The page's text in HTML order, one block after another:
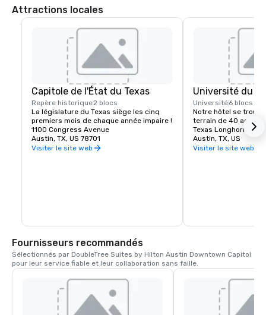
Attractions locales
Capitole de l'État du Texas
Repère historique2 blocs
La législature du Texas siège les cinq
premiers mois de chaque année impaire !
1100 Congress Avenue
Austin, TX, US 78701
Visiter le site web
Université du
Université6 blocs
Notre hôtel se
terrain de 40 acres
Texas Longhorn !
Austin, TX, US
Visiter le site web
Fournisseurs recommandés
Sélectionnés par DoubleTree Suites by Hilton Austin Downtown Capitol
pour leur service fiable et leur collaboration sans faille.